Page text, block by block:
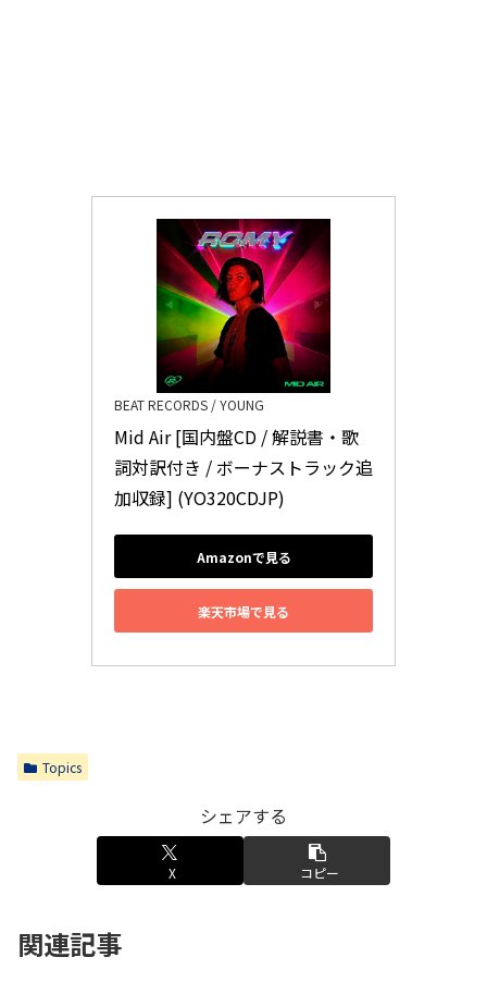
BEAT RECORDS / YOUNG
Mid Air [国内盤CD / 解説書・歌
詞対訳付き / ボーナストラック追
加収録] (YO320CDJP)
Amazonで見る
楽天市場で見る
Topics
シェアする
X コピー
関連記事